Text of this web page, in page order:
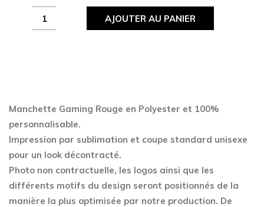
Manchette
Gaming
AJOUTER AU PANIER
Manchette Gaming Rouge en Polyester et 100%
personnalisable.
Impression par sublimation et coupe standard unisexe
pour un look décontracté.
Photo non contractuelle, les logos ainsi que les
différents motifs du design seront positionnés de la
manière la plus optimisée par notre production. De